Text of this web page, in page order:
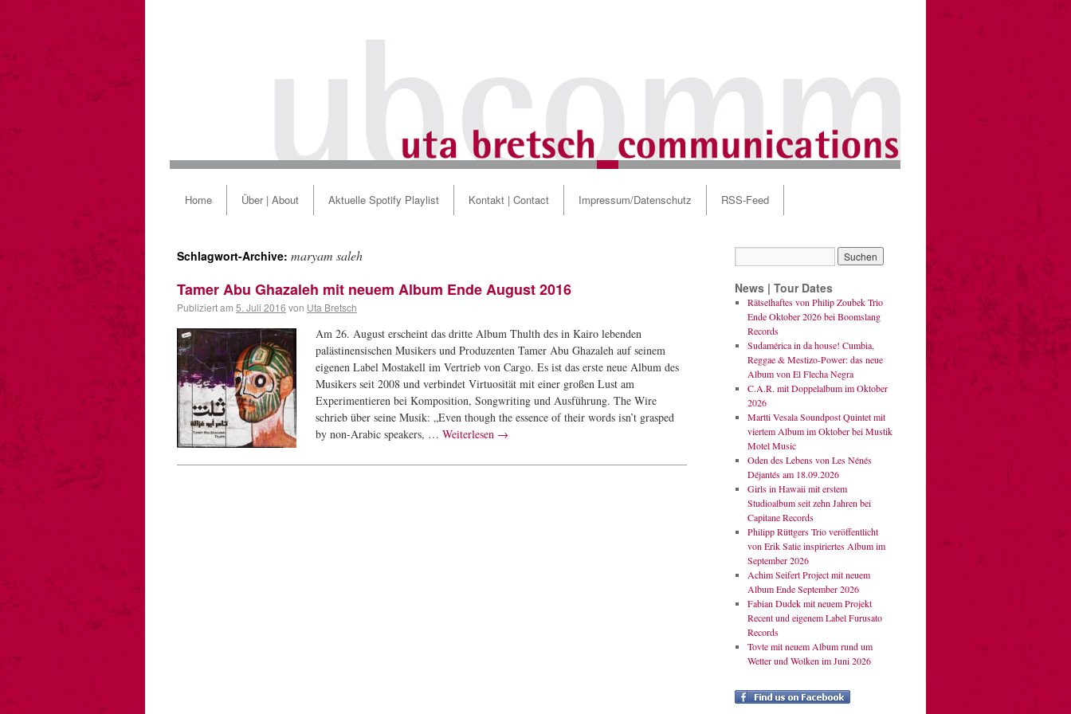
Home Über | About Aktuelle Spotify Playlist Kontakt | Contact Impressum/Datenschutz RSS-Feed
Schlagwort-Archive: maryam saleh
Tamer Abu Ghazaleh mit neuem Album Ende August 2016
Publiziert am 5. Juli 2016 von Uta Bretsch
Am 26. August erscheint das dritte Album Thulth des in Kairo lebenden
palästinensischen Musikers und Produzenten Tamer Abu Ghazaleh auf seinem
eigenen Label Mostakell im Vertrieb von Cargo. Es ist das erste neue Album des
Musikers seit 2008 und verbindet Virtuosität mit einer großen Lust am
Experimentieren bei Komposition, Songwriting und Ausführung. The Wire
schrieb über seine Musik: „Even though the essence of their words isn’t grasped
by non-Arabic speakers, … Weiterlesen →
News | Tour Dates
Rätselhaftes von Philip Zoubek Trio
Ende Oktober 2026 bei Boomslang
Records
Sudamérica in da house! Cumbia,
Reggae & Mestizo-Power: das neue
Album von El Flecha Negra
C.A.R. mit Doppelalbum im Oktober
2026
Martti Vesala Soundpost Quintet mit
viertem Album im Oktober bei Mustik
Motel Music
Oden des Lebens von Les Nénés
Déjantés am 18.09.2026
Girls in Hawaii mit erstem
Studioalbum seit zehn Jahren bei
Capitane Records
Philipp Rüttgers Trio veröffentlicht
von Erik Satie inspiriertes Album im
September 2026
Achim Seifert Project mit neuem
Album Ende September 2026
Fabian Dudek mit neuem Projekt
Recent und eigenem Label Furusato
Records
Tovte mit neuem Album rund um
Wetter und Wolken im Juni 2026